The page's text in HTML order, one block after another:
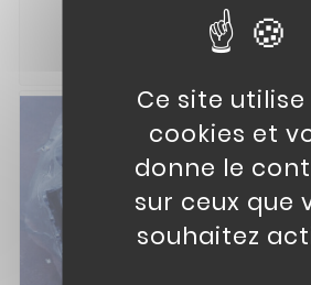
Ce site utilise
cookies et
donne le
sur ceux que
souhaitez